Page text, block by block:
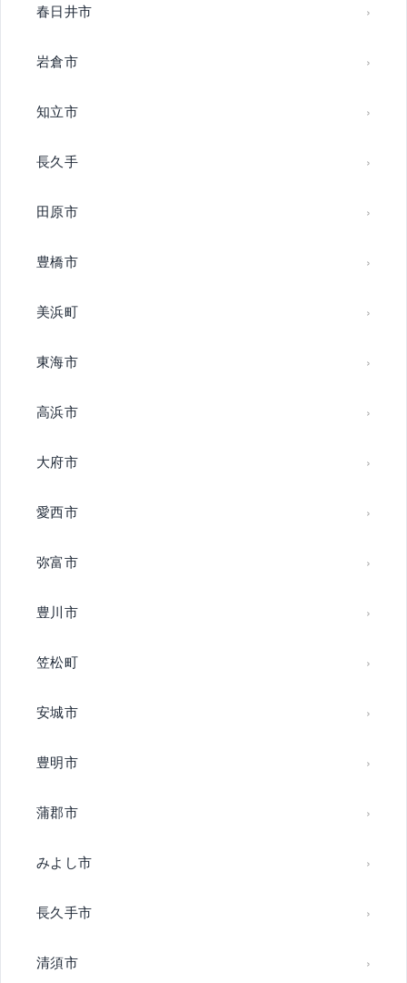
春日井市
岩倉市
知立市
長久手
田原市
豊橋市
美浜町
東海市
高浜市
大府市
愛西市
弥富市
豊川市
笠松町
安城市
豊明市
蒲郡市
みよし市
長久手市
清須市